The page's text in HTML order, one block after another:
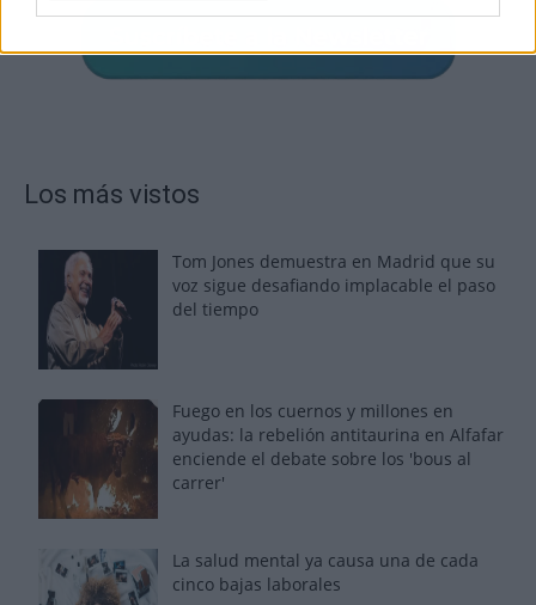
Los más vistos
Tom Jones demuestra en Madrid que su
voz sigue desafiando implacable el paso
del tiempo
Fuego en los cuernos y millones en
ayudas: la rebelión antitaurina en Alfafar
enciende el debate sobre los 'bous al
carrer'
La salud mental ya causa una de cada
cinco bajas laborales